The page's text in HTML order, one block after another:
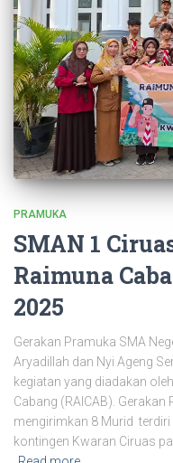
PRAMUKA
SMAN 1
Raimuna
2025
Gerakan Pramuka SMA
Aryadillah dan Nyi Ageng
kegiatan yang diadakan
Cabang (RAICAB).
mengirimkan 8 Murid
kontingen Kwaran Ciruas